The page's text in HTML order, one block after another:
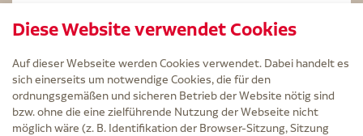
Kintex Kinesiologie Tape blau
Service
Versand und Lieferzeit
Diese Website verwendet Cookies
Auf dieser Webseite werden Cookies verwendet. Dabei handelt es
sich einerseits um notwendige Cookies, die für den
ordnungsgemäßen und sicheren Betrieb der Website nötig sind
bzw. ohne die eine zielführende Nutzung der Webseite nicht
möglich wäre (z. B. Identifikation der Browser-Sitzung, Sitzung